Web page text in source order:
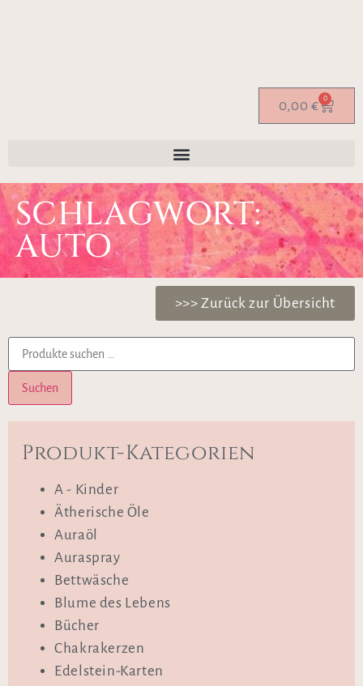
0,00 € 0
SCHLAGWORT:
AUTO
>>> Zurück zur Übersicht
Suchen
Produkt-Kategorien
A - Kinder
Ätherische Öle
Auraöl
Auraspray
Bettwäsche
Blume des Lebens
Bücher
Chakrakerzen
Edelstein-Karten